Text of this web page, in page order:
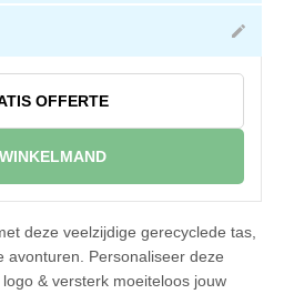
OFFERTE
deze veelzijdige gerecyclede tas,
avonturen. Personaliseer deze
& versterk moeiteloos jouw